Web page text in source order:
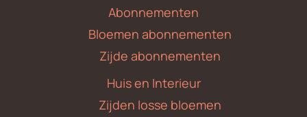
Abonnementen
Bloemen abonnementen
Zijde abonnementen
Huis en Interieur
Zijden losse bloemen